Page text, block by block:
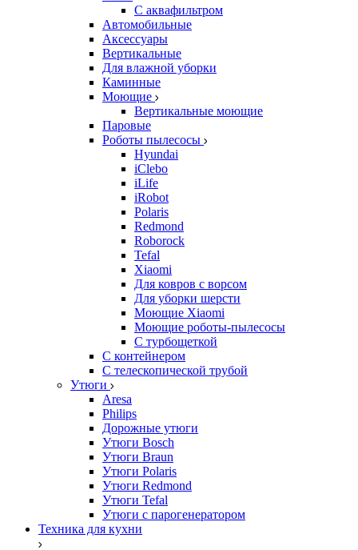
С аквафильтром
Автомобильные
Аксессуары
Вертикальные
Для влажной уборки
Каминные
Моющие
Вертикальные моющие
Паровые
Роботы пылесосы
Hyundai
iClebo
iLife
iRobot
Polaris
Redmond
Roborock
Tefal
Xiaomi
Для ковров с ворсом
Для уборки шерсти
Моющие Xiaomi
Моющие роботы-пылесосы
С турбощеткой
С контейнером
С телескопической трубой
Утюги
Aresa
Philips
Дорожные утюги
Утюги Bosch
Утюги Braun
Утюги Polaris
Утюги Redmond
Утюги Tefal
Утюги с парогенератором
Техника для кухни